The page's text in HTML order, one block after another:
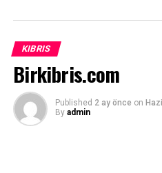
ülkenin geleceğine yatırım
geldiğini kaydetti.
“Bu Proje Gençlerin
Yatırımdır”
KIBRIS
Birkibris.com
Published 2 ay önce on
By admin